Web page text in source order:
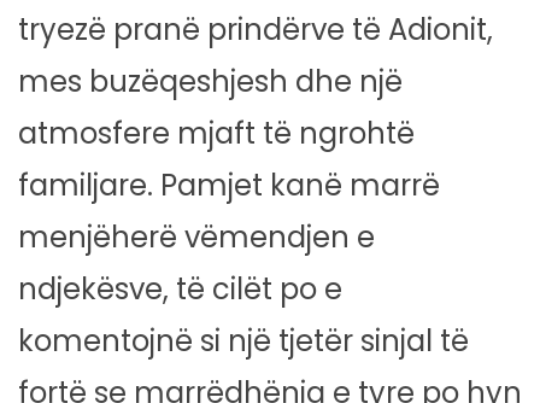
tryezë pranë prindërve të Adionit,
mes buzëqeshjesh dhe një
atmosfere mjaft të ngrohtë
familjare. Pamjet kanë marrë
menjëherë vëmendjen e
ndjekësve, të cilët po e
komentojnë si një tjetër sinjal të
fortë se marrëdhënia e tyre po hyn